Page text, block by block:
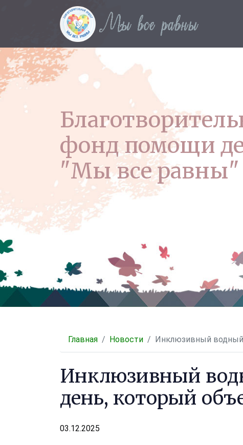
фонд помощи
"Мы все равны"
Главная Новости Инклюзивный водный
Инклюзивный
день, который
03.12.2025